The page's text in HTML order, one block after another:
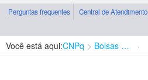
Perguntas frequentes Central de Atendimento
Você está aqui:CNPq Bolsas e Auxílios Vigentes